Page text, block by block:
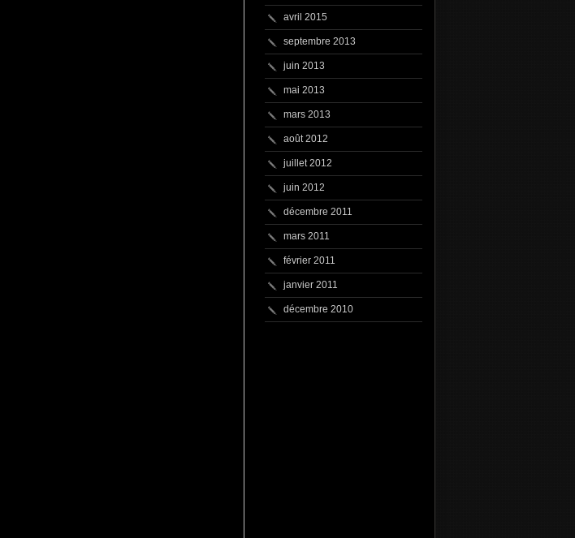
avril 2015
septembre 2013
juin 2013
mai 2013
mars 2013
août 2012
juillet 2012
juin 2012
décembre 2011
mars 2011
février 2011
janvier 2011
décembre 2010